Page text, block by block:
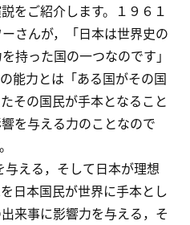
をご紹介します。１９６１
さんが，「日本は世界史の
持った国の一つなのです」
能力とは「ある国がその国
その国民が手本となること
を与える力のことなので
える，そして日本が理想
日本国民が世界に手本とし
来事に影響力を与える，そ